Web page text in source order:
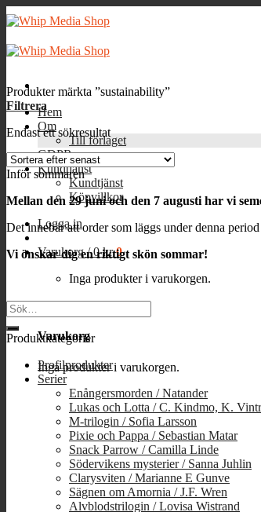
Skip
to
Hem
Om
Till förlaget
GDPR
Kundtjänst
Kundtjänst
Köpvillkor
Logga in
Varukorg /0kr 0
Inga produkter i varukorgen.
0
Varukorg
Inga produkter i varukorgen.
Produkter märkta ”sustainability”
Filtrera
Endast ett sökresultat
Inför sommaren
Mellan den 29 juni och den 7 augusti har vi
Det innebär att order som läggs under denna
Vi önskar dig en riktigt skön sommar!
Sök
efter:
Produktkategorier
Profilprodukter
Serier
Enångersmorden / Natander
Lukas och Lotta / C. Kindmo, K.
M-trilogin / Sofia Larsson
Pixie och Pappa / Sebastian Matar
Snack Parrow / Camilla Linde
Södervikens mysterier / Sanna Juhlin
Clarysviten / Marianne E Gunve
Sägnen om Amornia / J.F. Wren
Alvblodstrilogin / Lovisa Wistrand